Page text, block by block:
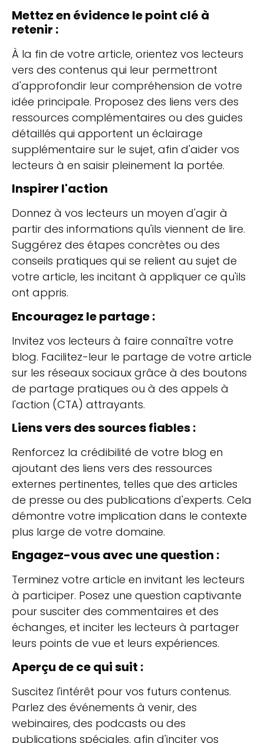
Mettez en évidence le point clé à
retenir :
À la fin de votre article, orientez vos lecteurs
vers des contenus qui leur permettront
d'approfondir leur compréhension de votre
idée principale. Proposez des liens vers des
ressources complémentaires ou des guides
détaillés qui apportent un éclairage
supplémentaire sur le sujet, afin d'aider vos
lecteurs à en saisir pleinement la portée.
Inspirer l'action
Donnez à vos lecteurs un moyen d'agir à
partir des informations qu'ils viennent de lire.
Suggérez des étapes concrètes ou des
conseils pratiques qui se relient au sujet de
votre article, les incitant à appliquer ce qu'ils
ont appris.
Encouragez le partage :
Invitez vos lecteurs à faire connaître votre
blog. Facilitez-leur le partage de votre article
sur les réseaux sociaux grâce à des boutons
de partage pratiques ou à des appels à
l'action (CTA) attrayants.
Liens vers des sources fiables :
Renforcez la crédibilité de votre blog en
ajoutant des liens vers des ressources
externes pertinentes, telles que des articles
de presse ou des publications d'experts. Cela
démontre votre implication dans le contexte
plus large de votre domaine.
Engagez-vous avec une question :
Terminez votre article en invitant les lecteurs
à participer. Posez une question captivante
pour susciter des commentaires et des
échanges, et inciter les lecteurs à partager
leurs points de vue et leurs expériences.
Aperçu de ce qui suit :
Suscitez l'intérêt pour vos futurs contenus.
Parlez des événements à venir, des
webinaires, des podcasts ou des
publications spéciales, afin d'inciter vos